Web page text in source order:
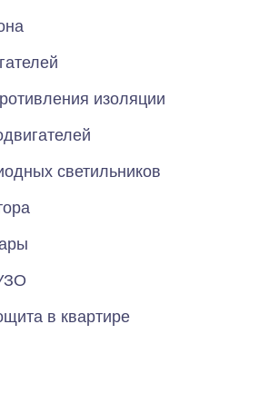
изоляции
светильников
в квартире